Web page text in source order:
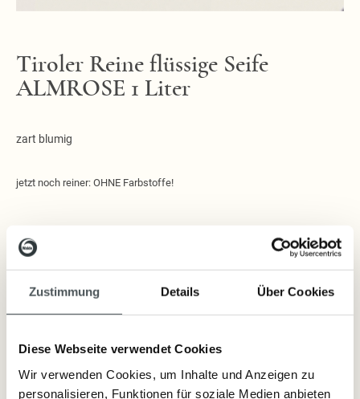
Zustimmung Details Über Cookies
Diese Webseite verwendet Cookies
Wir verwenden Cookies, um Inhalte und Anzeigen zu
personalisieren, Funktionen für soziale Medien anbieten
Tiroler Reine flüssige Seife
ALMROSE 1 Liter
zart blumig
jetzt noch reiner: OHNE Farbstoffe!
Lieferzeit: sofort lieferbar
Inkl. Steuern,exkl. Versandkosten
Artikelnummer:12589